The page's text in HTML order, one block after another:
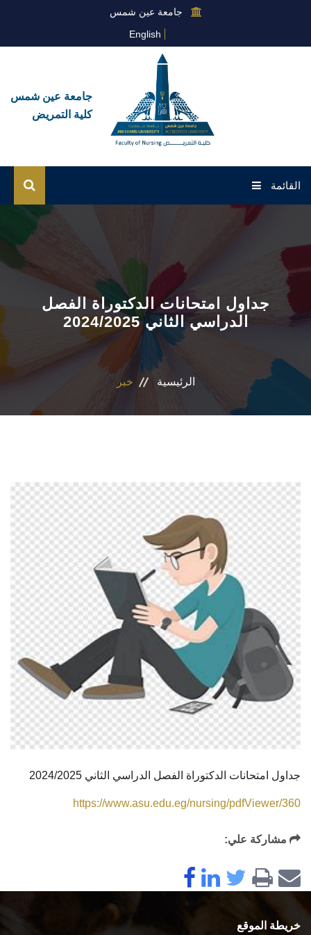
جامعة عين شمس
English
جامعة عين شمس
كلية التمريض
القائمة
القطاعات
ضمان الجودة
رأيك يهمنا
جداول امتحانات الدكتوراة الفصل
الدراسي الثاني 2024/2025
الرئيسية خبر
جداول امتحانات الدكتوراة الفصل الدراسي الثاني 2024/2025
https://www.asu.edu.eg/nursing/pdfViewer/360
مشاركة علي:
خريطة الموقع